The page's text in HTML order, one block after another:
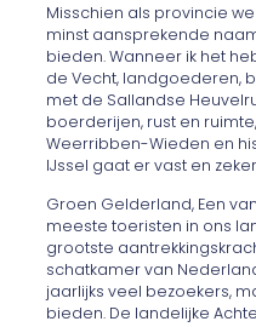
Misschien als provincie
minst aansprekende
bieden. Wanneer ik het
de Vecht, landgoederen,
met de Sallandse
boerderijen, rust en
Weerribben-Wieden en
IJssel gaat er vast en
Groen Gelderland, Een
meeste toeristen in ons
grootste
schatkamer van
jaarlijks veel bezoekers,
bieden. De landelijke